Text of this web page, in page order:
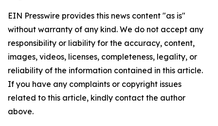
EIN Presswire provides this news content "as is"
without warranty of any kind. We do not accept any
responsibility or liability for the accuracy, content,
images, videos, licenses, completeness, legality, or
reliability of the information contained in this article.
If you have any complaints or copyright issues
related to this article, kindly contact the author
above.